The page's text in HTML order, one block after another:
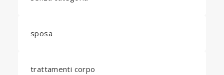
sposa
trattamenti corpo